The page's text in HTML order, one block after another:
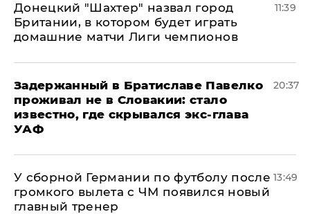
Донецкий "Шахтер" назвал город
Британии, в котором будет играть
домашние матчи Лиги чемпионов
11:39
Задержанный в Братиславе Павелко
проживал не в Словакии: стало
известно, где скрывался экс-глава
УАФ
20:37
У сборной Германии по футболу после
громкого вылета с ЧМ появился новый
главный тренер
13:49